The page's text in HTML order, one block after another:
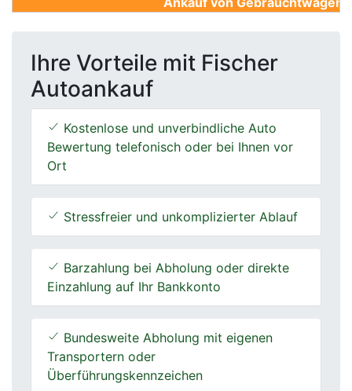
Ihre Vorteile mit Fischer
Autoankauf
Kostenlose und unverbindliche Auto
Bewertung telefonisch oder bei Ihnen vor
Ort
Stressfreier und unkomplizierter Ablauf
Barzahlung bei Abholung oder direkte
Einzahlung auf Ihr Bankkonto
Bundesweite Abholung mit eigenen
Transportern oder
Überführungskennzeichen